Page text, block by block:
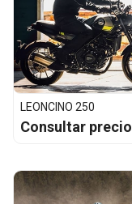
LEONCINO 250
Consultar precio